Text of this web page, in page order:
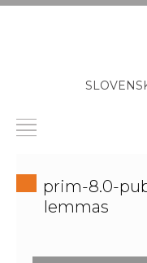
prim-8.0-
lemmas